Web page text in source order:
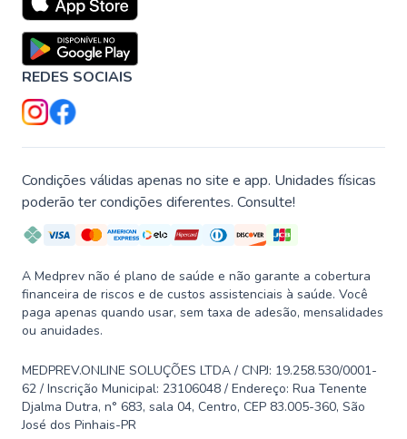
REDES SOCIAIS
Condições válidas apenas no site e app. Unidades físicas
poderão ter condições diferentes. Consulte!
A Medprev não é plano de saúde e não garante a cobertura
financeira de riscos e de custos assistenciais à saúde. Você
paga apenas quando usar, sem taxa de adesão, mensalidades
ou anuidades.
MEDPREV.ONLINE SOLUÇÕES LTDA / CNPJ: 19.258.530/0001-
62 / Inscrição Municipal: 23106048 / Endereço: Rua Tenente
Djalma Dutra, n° 683, sala 04, Centro, CEP 83.005-360, São
José dos Pinhais-PR